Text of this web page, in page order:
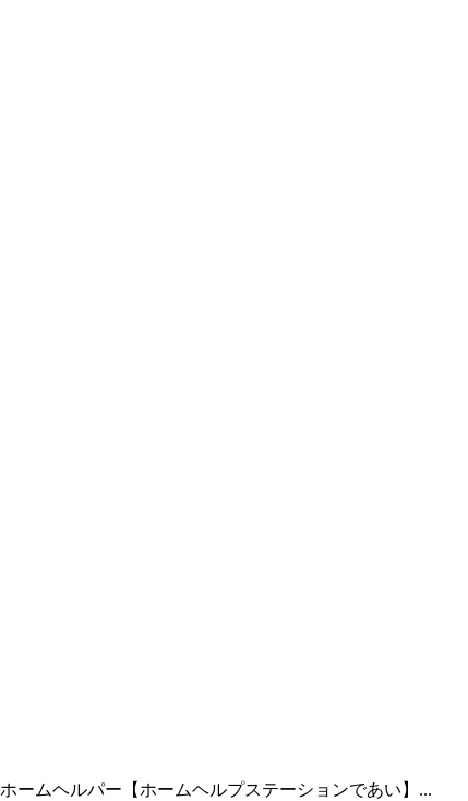
ホームヘルパー【ホームヘルプステーションであい】...